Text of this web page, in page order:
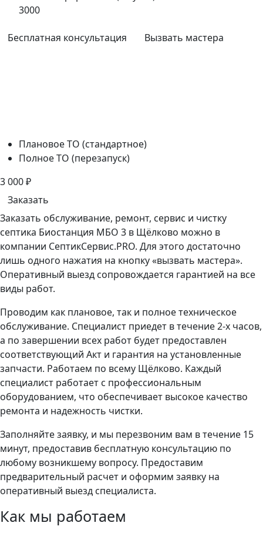
3000
Бесплатная консультация Вызвать мастера
Плановое ТО (стандартное)
Полное ТО (перезапуск)
3 000₽
Заказать
Заказать обслуживание, ремонт, сервис и чистку
септика Биостанция МБО 3 в Щёлково можно в
компании СептикСервис.PRO. Для этого достаточно
лишь одного нажатия на кнопку «вызвать мастера».
Оперативный выезд сопровождается гарантией на все
виды работ.
Проводим как плановое, так и полное техническое
обслуживание. Специалист приедет в течение 2-х часов,
а по завершении всех работ будет предоставлен
соответствующий Акт и гарантия на установленные
запчасти. Работаем по всему Щёлково. Каждый
специалист работает с профессиональным
оборудованием, что обеспечивает высокое качество
ремонта и надежность чистки.
Заполняйте заявку, и мы перезвоним вам в течение 15
минут, предоставив бесплатную консультацию по
любому возникшему вопросу. Предоставим
предварительный расчет и оформим заявку на
оперативный выезд специалиста.
Как мы работаем